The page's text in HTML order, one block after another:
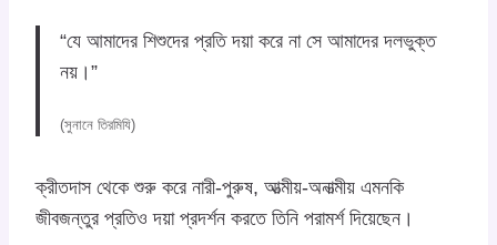
“যে আমাদের শিশুদের প্রতি দয়া করে না সে আমাদের দলভুক্ত
নয়।”
(সুনানে তিরমিযি)
ক্রীতদাস থেকে শুরু করে নারী-পুরুষ, আত্মীয়-অনাত্মীয় এমনকি
জীবজন্তুর প্রতিও দয়া প্রদর্শন করতে তিনি পরামর্শ দিয়েছেন।